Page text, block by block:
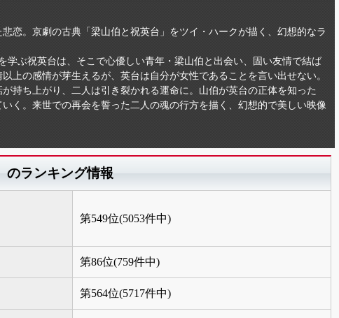
恋。京劇の古典「梁山伯と祝英台」をツイ・ハークが描く、幻想的なラ
学ぶ祝英台は、そこで心優しい青年・梁山伯と出会い、固い友情で結ば
上の感情が芽生えるが、英台は自分が女性であることを言い出せない。
持ち上がり、二人は引き裂かれる運命に。山伯が英台の正体を知った
く。来世での再会を誓った二人の魂の行方を描く、幻想的で美しい映像
のランキング情報
第549位(5053件中)
第86位(759件中)
第564位(5717件中)